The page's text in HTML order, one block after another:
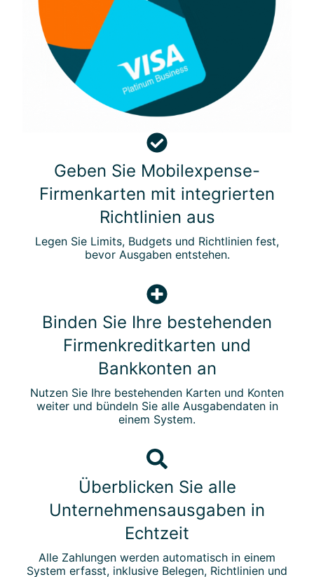
b
Geben Sie Mobilexpense-
Firmenkarten mit integrierten
Richtlinien aus
Legen Sie Limits, Budgets und Richtlinien fest,
bevor Ausgaben entstehen.
G
b
e
n
S
i
e
o
i
l
x
p
e
n
e
F
i
r
e
Binden Sie Ihre bestehenden
Firmenkreditkarten und
Bankkonten an
Nutzen Sie Ihre bestehenden Karten und Konten
weiter und bündeln Sie alle Ausgabendaten in
einem System.
B
n
d
n
S
i
e
h
e
b
e
t
Überblicken Sie alle
Unternehmensausgaben in
Echtzeit
Alle Zahlungen werden automatisch in einem
System erfasst, inklusive Belegen, Richtlinien und
Ü
e
r
l
i